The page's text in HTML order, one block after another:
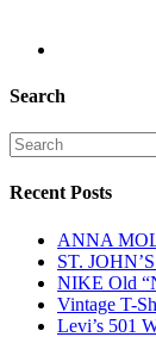
Search
Recent Posts
ANNA
ST.
NIKE Old
Vintage T-
Levi’s 501